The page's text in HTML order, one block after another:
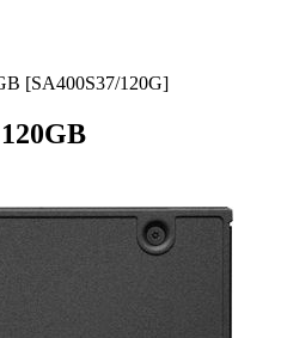
[SA400S37/120G]